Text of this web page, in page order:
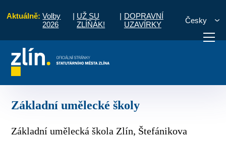
Aktuálně: Volby
2026
| UŽ SU
ZLÍŇÁK!
| DOPRAVNÍ
UZAVÍRKY
Česky
vyřídit Potřebuji zaplatit
Základní umělecké školy
Základní umělecká škola Zlín, Štefánikova